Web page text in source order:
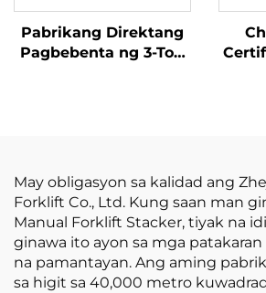
Pabrikang Direktang
Pagbebenta ng 3-Ton
May obligasyon sa kalidad ang
Forklift Co., Ltd. Kung saan man
Manual Forklift Stacker, tiyak na
ginawa ito ayon sa mga
na pamantayan. Ang aming
sa higit sa 40,000 metro